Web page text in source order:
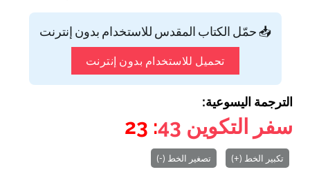
📥 حمّل الكتاب المقدس للاستخدام بدون إنترنت
تحميل للاستخدام بدون إنترنت
الترجمة اليسوعية:
سفر التكوين 43
: 23
تكبير الخط (+) تصغير الخط (-)